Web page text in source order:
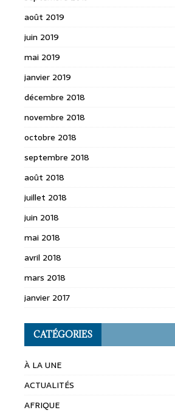
août 2019
juin 2019
mai 2019
janvier 2019
décembre 2018
novembre 2018
octobre 2018
septembre 2018
août 2018
juillet 2018
juin 2018
mai 2018
avril 2018
mars 2018
janvier 2017
CATÉGORIES
À LA UNE
ACTUALITÉS
AFRIQUE